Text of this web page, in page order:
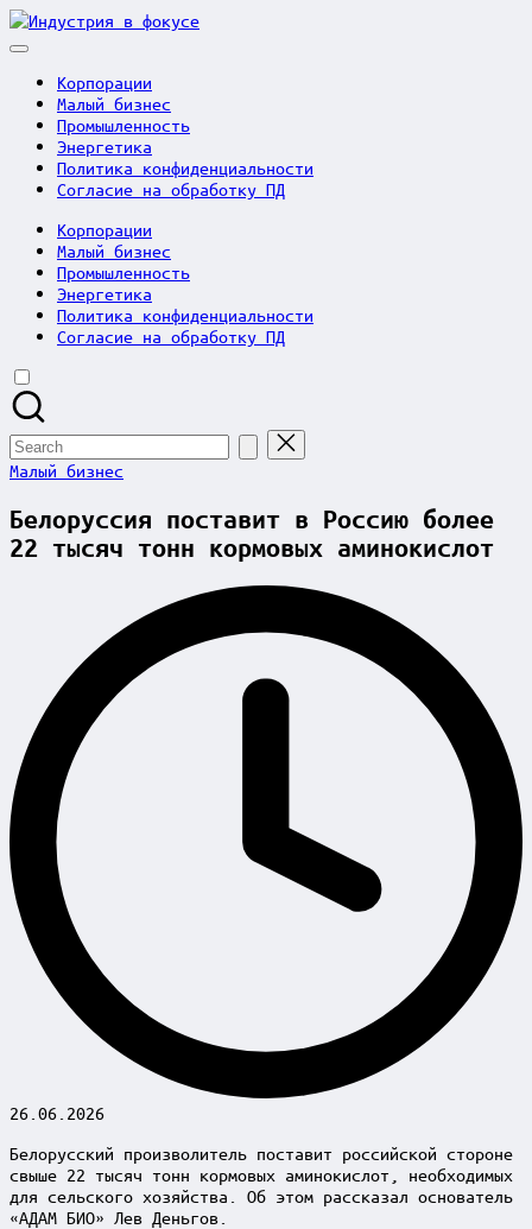
Skip
to
Индустрия
Корпорации
Малый бизнес
Промышленность
Энергетика
Политика конфиденциальности
Согласие на обработку ПД
Корпорации
Малый бизнес
Промышленность
Энергетика
Политика конфиденциальности
Согласие на обработку ПД
Search
for:
Posted
Малый бизнес
Белоруссия поставит в Россию более
22 тысяч тонн кормовых аминокислот
26.06.2026
Белорусский произволитель поставит российской стороне
свыше 22 тысяч тонн кормовых аминокислот, необходимых
для сельского хозяйства. Об этом рассказал основатель
«АДАМ БИО» Лев Деньгов.